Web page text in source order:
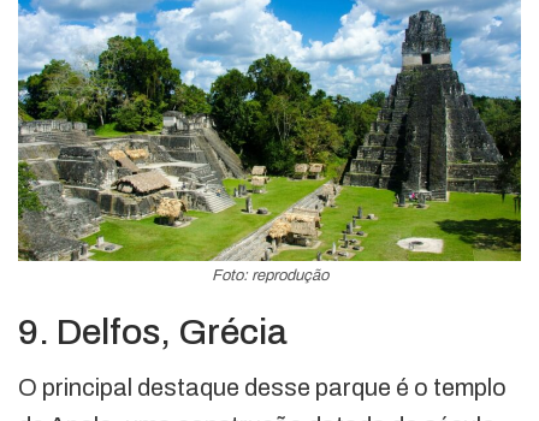
Foto: reprodução
9. Delfos, Grécia
O principal destaque desse parque é o templo